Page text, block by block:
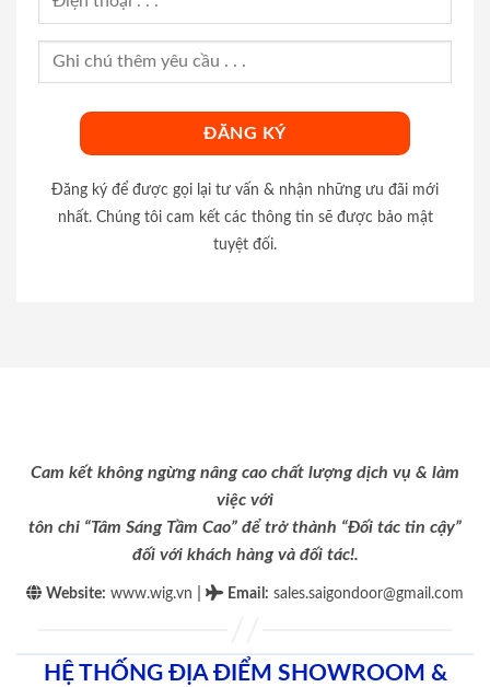
Đăng ký để được gọi lại tư vấn & nhận những ưu đãi mới
nhất. Chúng tôi cam kết các thông tin sẽ được bảo mật
tuyệt đối.
Cam kết không ngừng nâng cao chất lượng dịch vụ & làm
việc với
tôn chỉ “Tâm Sáng Tầm Cao” để trở thành “Đối tác tin cậy”
đối với khách hàng và đối tác!.
Website: www.wig.vn Email : sales.saigondoor@gmail.com
HỆ THỐNG ĐỊA ĐIỂM SHOWROOM &